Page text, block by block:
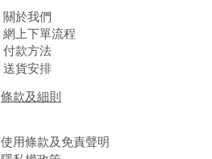
​關於我們
網上下單流程
付款方法
送貨安排
條款及細則
使用條款及免責聲明